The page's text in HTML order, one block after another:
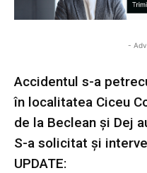
-
Accidentul s-a
în localitatea Ciceu
de la Beclean și Dej
S-a solicitat și
UPDATE: